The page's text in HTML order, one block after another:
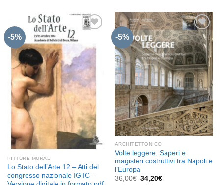
28,00€.26,60€.
-5%
Aggiungi
alla lista
dei
PITTURE MURALI
Lo Stato dell’Arte 12 – Atti del
congresso nazionale IGIIC –
-5%
Aggiungi
alla lista
dei
desideri
ARCHITETTONICO
Volte leggere. Saperi e
magisteri costruttivi tra Napoli e
l’Europa
36,00€ Il
34,20€Il